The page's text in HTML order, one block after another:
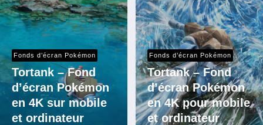
Fonds d’écran Pokémon
Tortank – Fond
d’écran Pokémon
en 4K sur mobile
et ordinateur
Fonds d’écran Pokémon
Tortank – Fond
d’écran Pokémon
en 4K pour mobile
et ordinateur